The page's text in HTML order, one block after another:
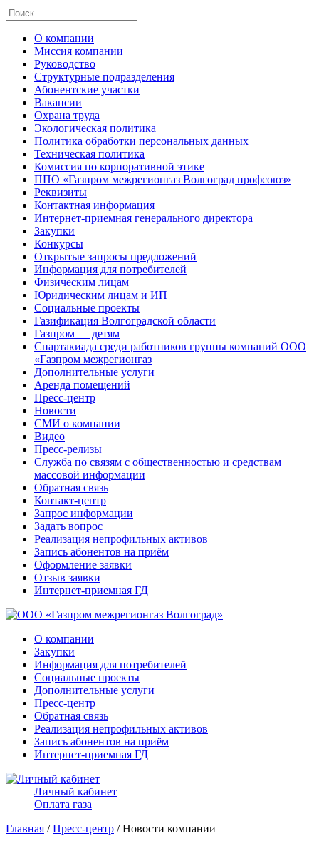
О компании
Миссия компании
Руководство
Структурные подразделения
Абонентские участки
Вакансии
Охрана труда
Экологическая политика
Политика обработки персональных данных
Техническая политика
Комиссия по корпоративной этике
ППО «Газпром межрегионгаз Волгоград профсоюз»
Реквизиты
Контактная информация
Интернет-приемная генерального директора
Закупки
Конкурсы
Открытые запросы предложений
Информация для потребителей
Физическим лицам
Юридическим лицам и ИП
Социальные проекты
Газификация Волгоградской области
Газпром — детям
Спартакиада среди работников группы компаний ООО
«Газпром межрегионгаз
Дополнительные услуги
Аренда помещений
Пресс-центр
Новости
СМИ о компании
Видео
Пресс-релизы
Служба по связям с общественностью и средствам
массовой информации
Обратная связь
Контакт-центр
Запрос информации
Задать вопрос
Реализация непрофильных активов
Запись абонентов на приём
Оформление заявки
Отзыв заявки
Интернет-приемная ГД
О компании
Закупки
Информация для потребителей
Социальные проекты
Дополнительные услуги
Пресс-центр
Обратная связь
Реализация непрофильных активов
Запись абонентов на приём
Интернет-приемная ГД
Личный кабинет
Оплата газа
Главная /Пресс-центр / Новости компании